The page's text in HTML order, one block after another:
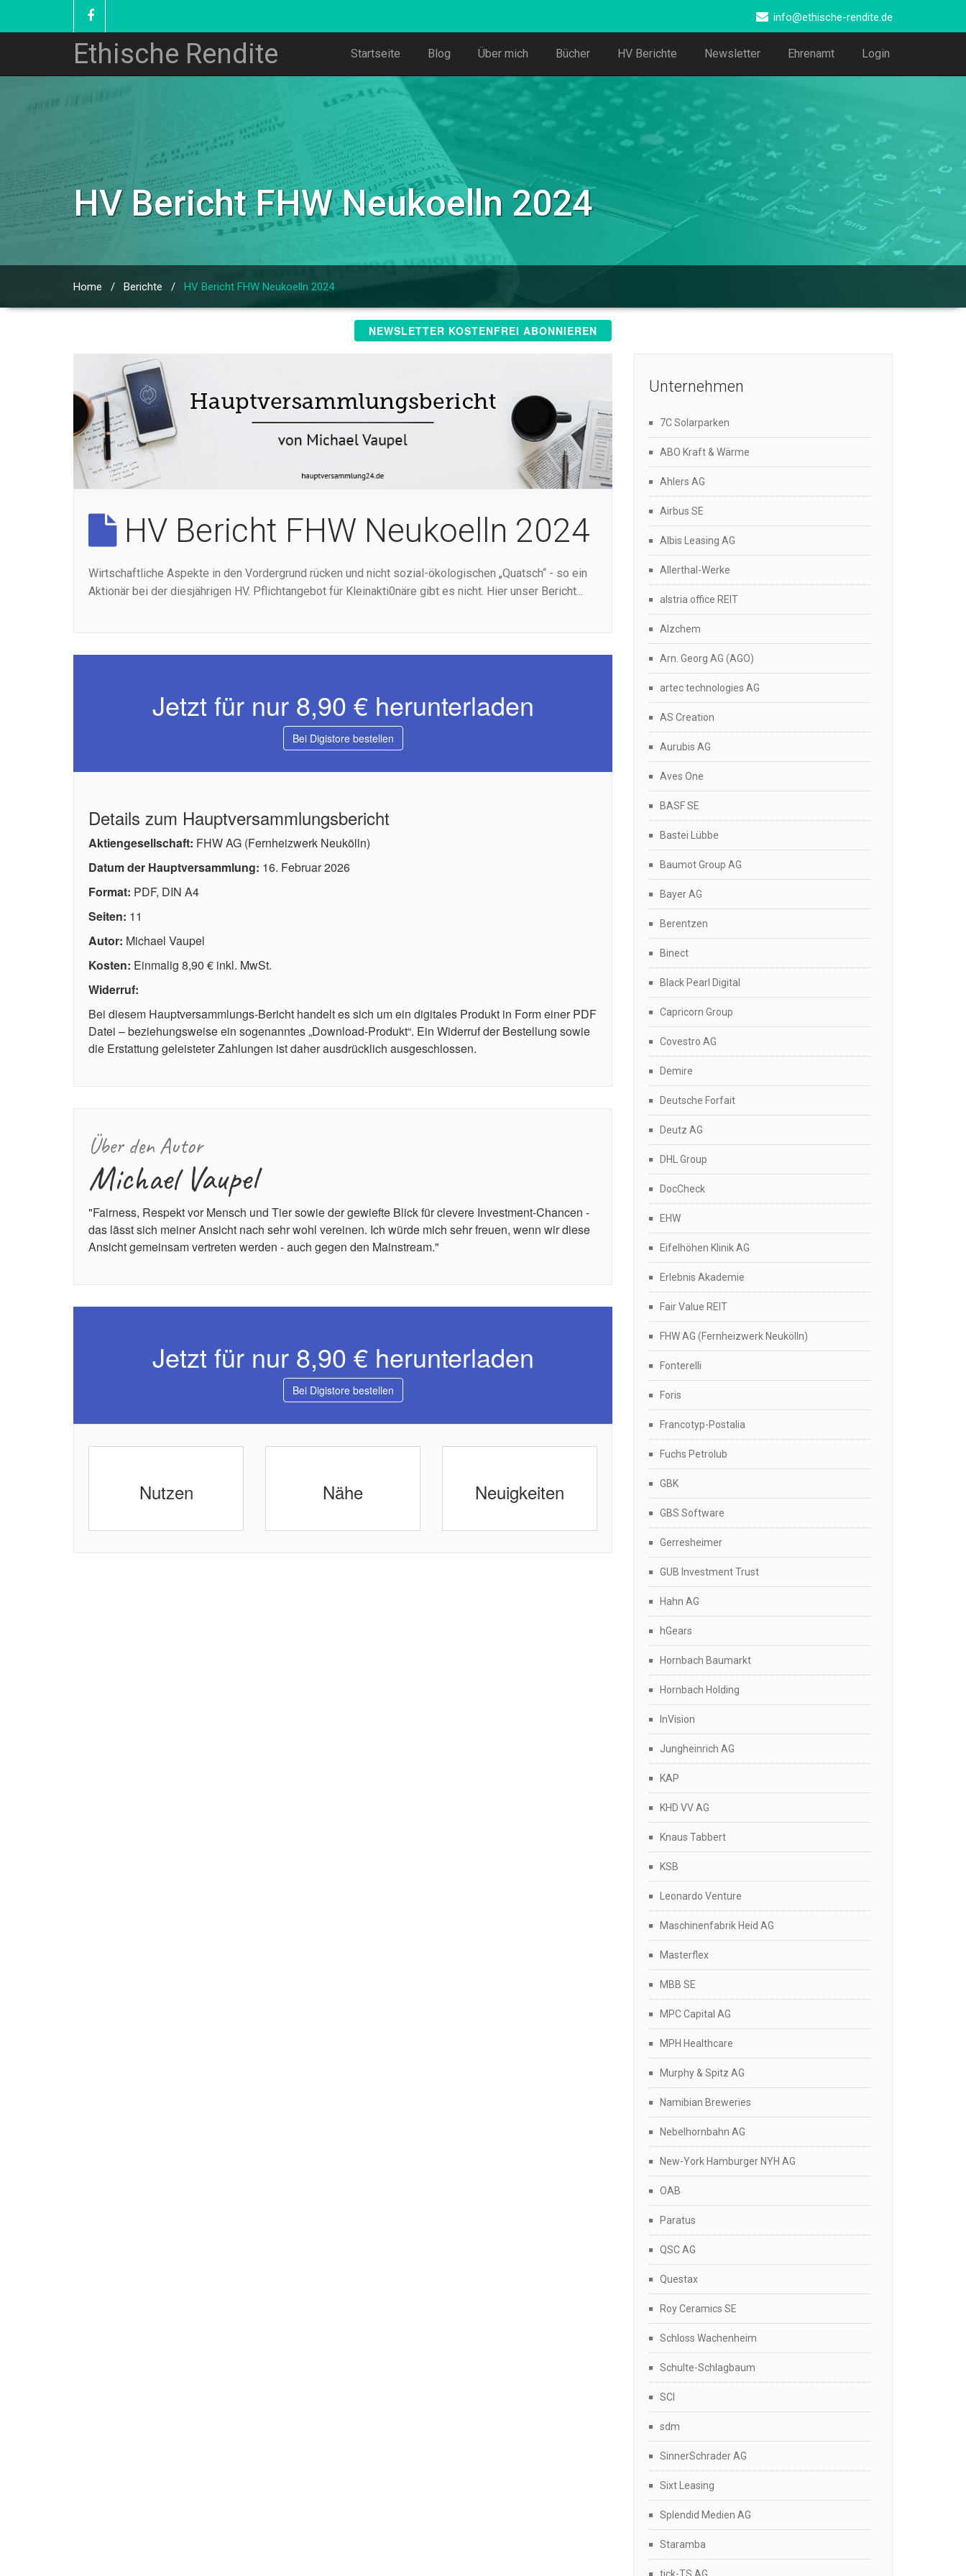
info@ethische-rendite.de
Ethische Rendite Startseite Blog Über mich Bücher HV Berichte Newsletter Ehrenamt Login
HV Bericht FHW Neukoelln 2024
Home / Berichte / HV Bericht FHW Neukoelln 2024
NEWSLETTER KOSTENFREI ABONNIEREN
HV Bericht FHW Neukoelln 2024
Wirtschaftliche Aspekte in den Vordergrund rücken und nicht sozial-ökologischen „Quatsch“ - so ein
Aktionär bei der diesjährigen HV. Pflichtangebot für Kleinakti0näre gibt es nicht. Hier unser Bericht...
Jetzt für nur 8,90 € herunterladen
Bei Digistore bestellen
Details zum Hauptversammlungsbericht
Aktiengesellschaft: FHW AG (Fernheizwerk Neukölln)
Datum der Hauptversammlung: 16. Februar 2026
Format: PDF, DIN A4
Seiten: 11
Autor: Michael Vaupel
Kosten: Einmalig 8,90 € inkl. MwSt.
Widerruf:
Bei diesem Hauptversammlungs-Bericht handelt es sich um ein digitales Produkt in Form einer PDF
Datei – beziehungsweise ein sogenanntes „Download-Produkt“. Ein Widerruf der Bestellung sowie
die Erstattung geleisteter Zahlungen ist daher ausdrücklich ausgeschlossen.
Über den Autor
Michael Vaupel
"Fairness, Respekt vor Mensch und Tier sowie der gewiefte Blick für clevere Investment-Chancen -
das lässt sich meiner Ansicht nach sehr wohl vereinen. Ich würde mich sehr freuen, wenn wir diese
Ansicht gemeinsam vertreten werden - auch gegen den Mainstream."
Jetzt für nur 8,90 € herunterladen
Bei Digistore bestellen
Nutzen Nähe Neuigkeiten
Unternehmen
7C Solarparken
ABO Kraft & Wärme
Ahlers AG
Airbus SE
Albis Leasing AG
Allerthal-Werke
alstria office REIT
Alzchem
Arn. Georg AG (AGO)
artec technologies AG
AS Creation
Aurubis AG
Aves One
BASF SE
Bastei Lübbe
Baumot Group AG
Bayer AG
Berentzen
Binect
Black Pearl Digital
Capricorn Group
Covestro AG
Demire
Deutsche Forfait
Deutz AG
DHL Group
DocCheck
EHW
Eifelhöhen Klinik AG
Erlebnis Akademie
Fair Value REIT
FHW AG (Fernheizwerk Neukölln)
Fonterelli
Foris
Francotyp-Postalia
Fuchs Petrolub
GBK
GBS Software
Gerresheimer
GUB Investment Trust
Hahn AG
hGears
Hornbach Baumarkt
Hornbach Holding
InVision
Jungheinrich AG
KAP
KHD VV AG
Knaus Tabbert
KSB
Leonardo Venture
Maschinenfabrik Heid AG
Masterflex
MBB SE
MPC Capital AG
MPH Healthcare
Murphy & Spitz AG
Namibian Breweries
Nebelhornbahn AG
New-York Hamburger NYH AG
OAB
Paratus
QSC AG
Questax
Roy Ceramics SE
Schloss Wachenheim
Schulte-Schlagbaum
SCI
sdm
SinnerSchrader AG
Sixt Leasing
Splendid Medien AG
Staramba